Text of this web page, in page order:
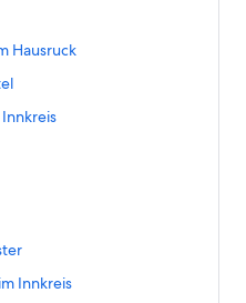
Hausruck
Innkreis